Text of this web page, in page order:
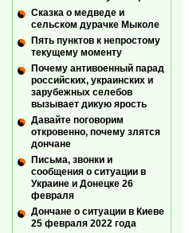
Сказка о медведе и
сельском дурачке Мыколе
Пять пунктов к непростому
текущему моменту
Почему антивоенный парад
российских, украинских и
зарубежных селебов
вызывает дикую ярость
Давайте поговорим
откровенно, почему злятся
дончане
Письма, звонки и
сообщения о ситуации в
Украине и Донецке 26
февраля
Дончане о ситуации в Киеве
25 февраля 2022 года